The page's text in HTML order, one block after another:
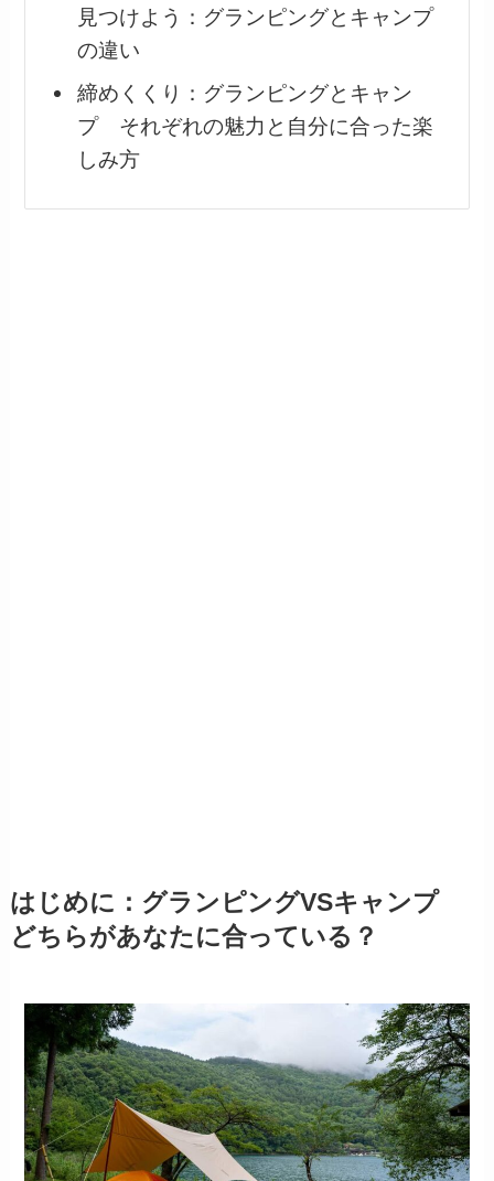
見つけよう：グランピングとキャンプ
の違い
締めくくり：グランピングとキャン
プ それぞれの魅力と自分に合った楽
しみ方
はじめに：グランピングVSキャンプ
どちらがあなたに合っている？